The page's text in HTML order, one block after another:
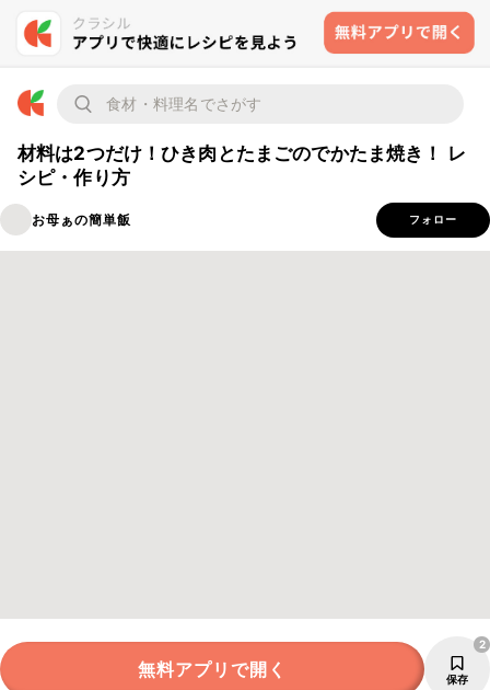
材料は2つだけ！ひき肉とたまごのでかたま焼き！ レ
シピ・作り方
お母ぁの簡単飯 フォロー
無料アプリで開く 保存
2